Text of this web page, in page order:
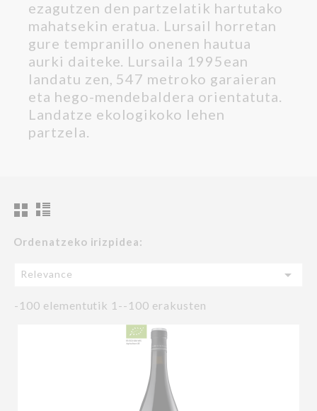
ezagutzen den partzelatik hartutako
mahatsekin eratua. Lursail horretan
gure tempranillo onenen hautua
aurki daiteke. Lursaila 1995ean
landatu zen, 547 metroko garaieran
eta hego-mendebaldera orientatuta.
Landatze ekologikoko lehen
partzela.
Ordenatzeko irizpidea:
Relevance 
-100 elementutik 1--100 erakusten